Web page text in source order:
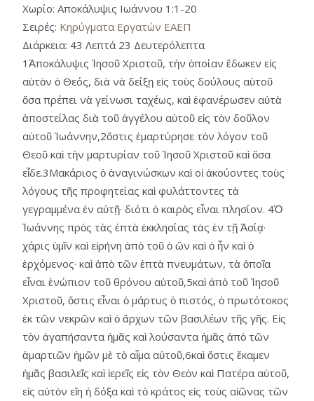
Χωρίο: Αποκάλυψις Ιωάννου 1:1-20
Σειρές: Κηρύγματα Εργατών ΕΑΕΠ
Διάρκεια: 43 Λεπτά 23 Δευτερόλεπτα
1Ἀποκάλυψις Ἰησοῦ Χριστοῦ, τὴν ὁποίαν ἔδωκεν εἰς
αὐτὸν ὁ Θεός, διὰ νὰ δείξῃ εἰς τοὺς δούλους αὑτοῦ
ὅσα πρέπει νὰ γείνωσι ταχέως, καὶ ἐφανέρωσεν αὐτὰ
ἀποστείλας διὰ τοῦ ἀγγέλου αὑτοῦ εἰς τὸν δοῦλον
αὑτοῦ Ἰωάννην,2ὅστις ἐμαρτύρησε τὸν λόγον τοῦ
Θεοῦ καὶ τὴν μαρτυρίαν τοῦ Ἰησοῦ Χριστοῦ καὶ ὅσα
εἶδε.3Μακάριος ὁ ἀναγινώσκων καὶ οἱ ἀκούοντες τοὺς
λόγους τῆς προφητείας καὶ φυλάττοντες τὰ
γεγραμμένα ἐν αὐτῇ· διότι ὁ καιρὸς εἶναι πλησίον. 4Ὁ
Ἰωάννης πρὸς τὰς ἑπτὰ ἐκκλησίας τὰς ἐν τῇ Ἀσίᾳ·
χάρις ὑμῖν καὶ εἰρήνη ἀπὸ τοῦ ὁ ὤν καὶ ὁ ἦν καὶ ὁ
ἐρχόμενος· καὶ ἀπὸ τῶν ἑπτὰ πνευμάτων, τὰ ὁποῖα
εἶναι ἐνώπιον τοῦ θρόνου αὐτοῦ,5καὶ ἀπὸ τοῦ Ἰησοῦ
Χριστοῦ, ὅστις εἶναι ὁ μάρτυς ὁ πιστός, ὁ πρωτότοκος
ἐκ τῶν νεκρῶν καὶ ὁ ἄρχων τῶν βασιλέων τῆς γῆς. Εἰς
τὸν ἀγαπήσαντα ἡμᾶς καὶ λούσαντα ἡμᾶς ἀπὸ τῶν
ἁμαρτιῶν ἡμῶν μὲ τὸ αἷμα αὑτοῦ,6καὶ ὅστις ἔκαμεν
ἡμᾶς βασιλεῖς καὶ ἱερεῖς εἰς τὸν Θεὸν καὶ Πατέρα αὑτοῦ,
εἰς αὐτὸν εἴη ἡ δόξα καὶ τὸ κράτος εἰς τοὺς αἰῶνας τῶν